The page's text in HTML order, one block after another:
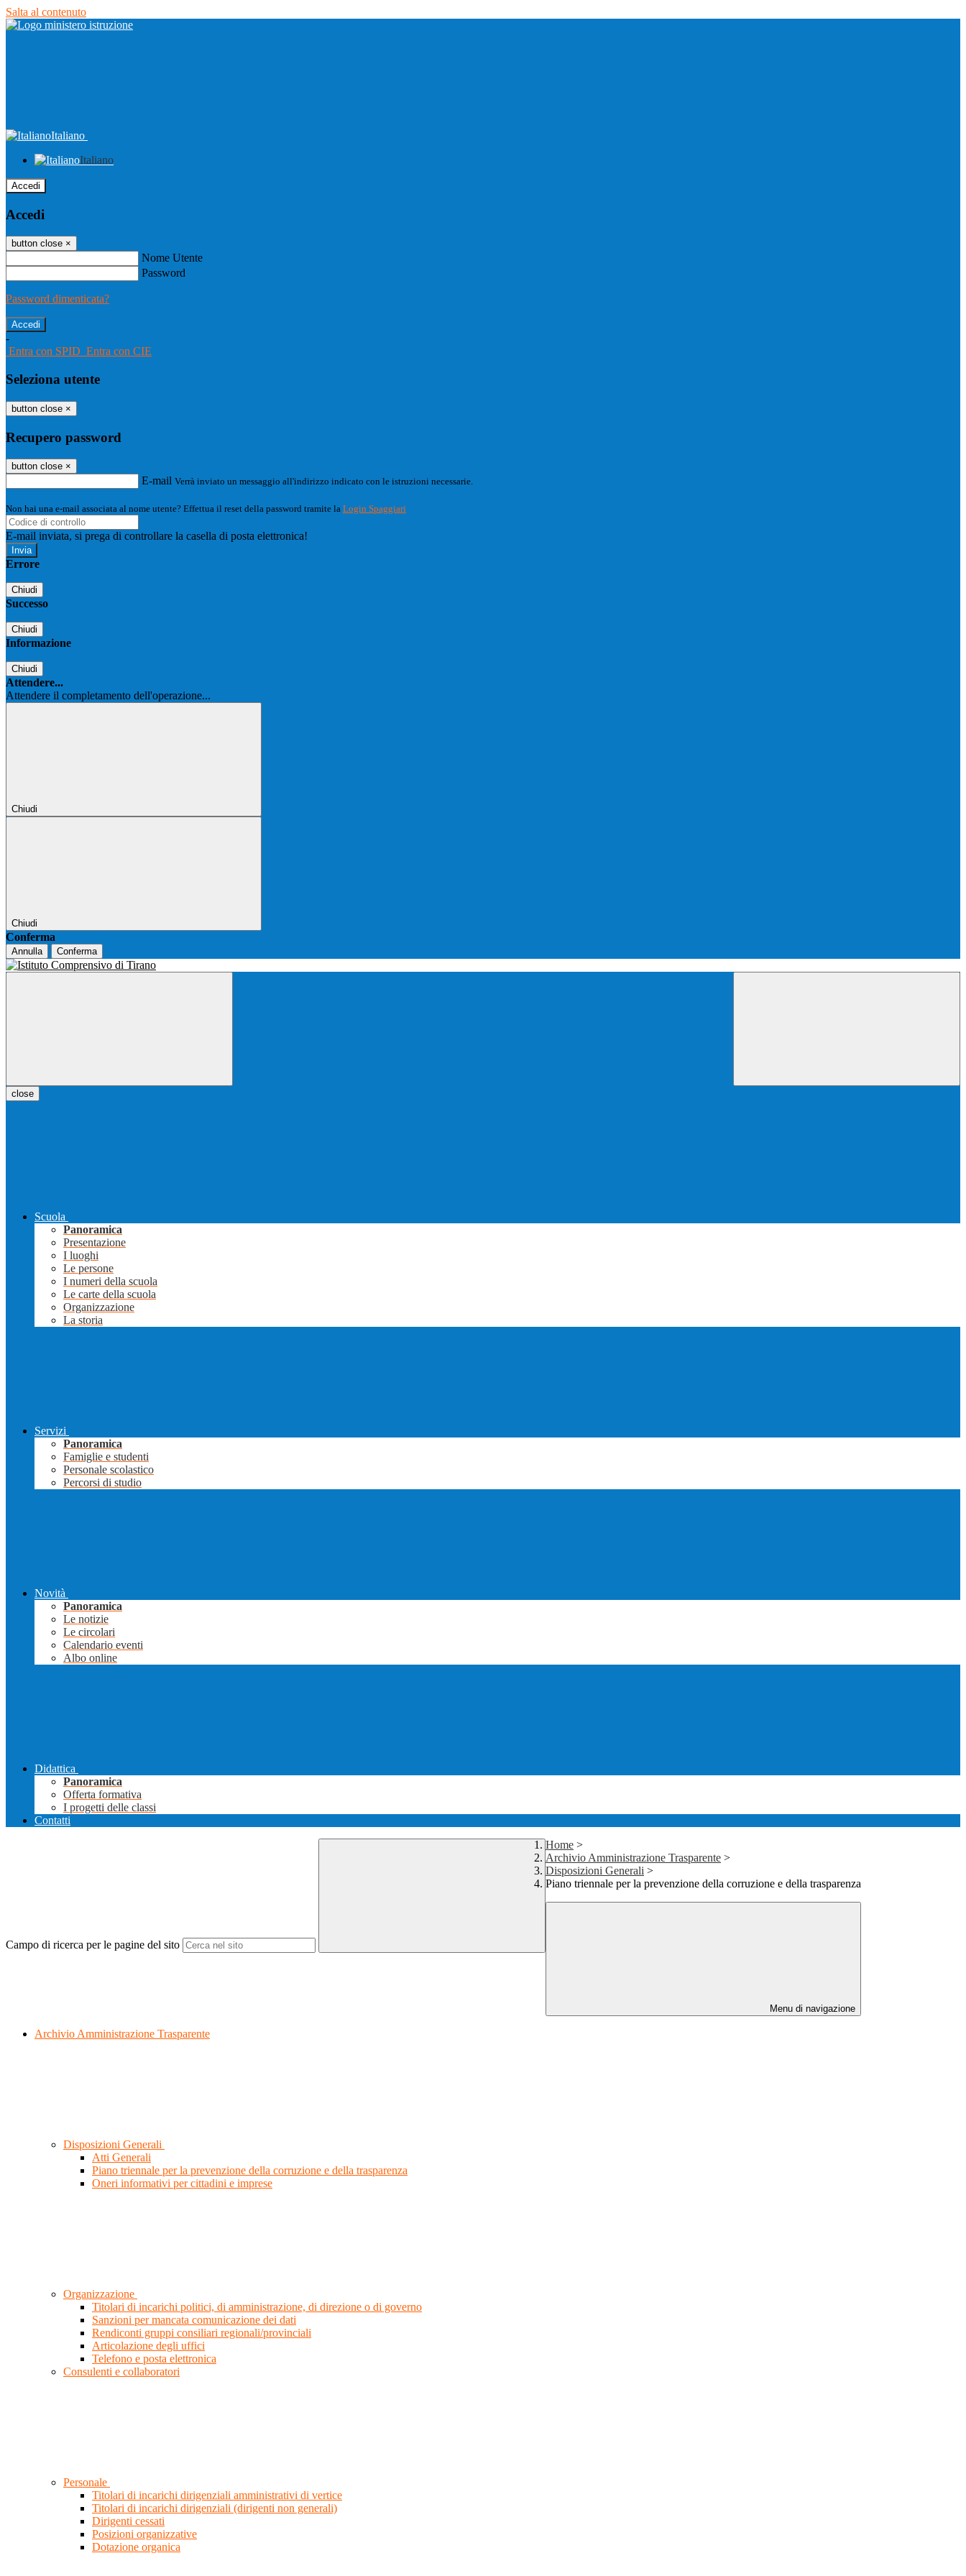
Salta al contenuto
Italiano
Italiano
Accedi
Accedi
button close ×
Nome Utente
Password
Password dimenticata?
-
Entra con SPID Entra con CIE
Seleziona utente
button close ×
Recupero password
button close ×
E-mail Verrà inviato un messaggio all'indirizzo indicato con le istruzioni necessarie.
Non hai una e-mail associata al nome utente? Effettua il reset della password tramite la Login Spaggiari
E-mail inviata, si prega di controllare la casella di posta elettronica!
Errore
Chiudi
Successo
Chiudi
Informazione
Chiudi
Attendere...
Attendere il completamento dell'operazione...
Chiudi
Chiudi
Conferma
Annulla Conferma
close
Scuola
Panoramica
Presentazione
I luoghi
Le persone
I numeri della scuola
Le carte della scuola
Organizzazione
La storia
Servizi
Panoramica
Famiglie e studenti
Personale scolastico
Percorsi di studio
Novità
Panoramica
Le notizie
Le circolari
Calendario eventi
Albo online
Didattica
Panoramica
Offerta formativa
I progetti delle classi
Contatti
Campo di ricerca per le pagine del sito
Home >
Archivio Amministrazione Trasparente >
Disposizioni Generali >
Piano triennale per la prevenzione della corruzione e della trasparenza
Menu di navigazione
Archivio Amministrazione Trasparente
Disposizioni Generali
Atti Generali
Piano triennale per la prevenzione della corruzione e della trasparenza
Oneri informativi per cittadini e imprese
Organizzazione
Titolari di incarichi politici, di amministrazione, di direzione o di governo
Sanzioni per mancata comunicazione dei dati
Rendiconti gruppi consiliari regionali/provinciali
Articolazione degli uffici
Telefono e posta elettronica
Consulenti e collaboratori
Personale
Titolari di incarichi dirigenziali amministrativi di vertice
Titolari di incarichi dirigenziali (dirigenti non generali)
Dirigenti cessati
Posizioni organizzative
Dotazione organica